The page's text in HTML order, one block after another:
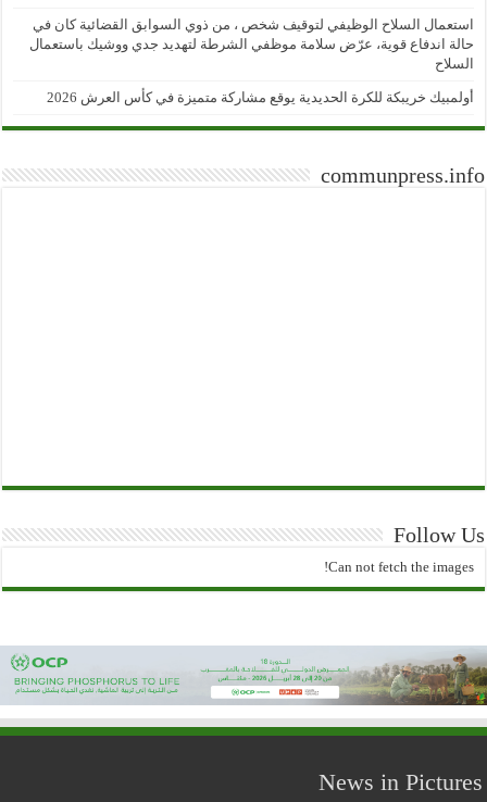
استعمال السلاح الوظيفي لتوقيف شخص ، من ذوي السوابق القضائية كان في
حالة اندفاع قوية، عرّض سلامة موظفي الشرطة لتهديد جدي ووشيك باستعمال
السلاح
أولمبيك خريبكة للكرة الحديدية يوقع مشاركة متميزة في كأس العرش 2026
communpress.info
Follow Us
Can not fetch the images!
News in Pictures